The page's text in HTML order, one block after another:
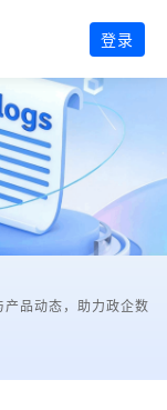
品动态，助力政企数
登录